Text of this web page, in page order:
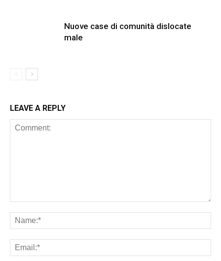
Nuove case di comunità dislocate
male
LEAVE A REPLY